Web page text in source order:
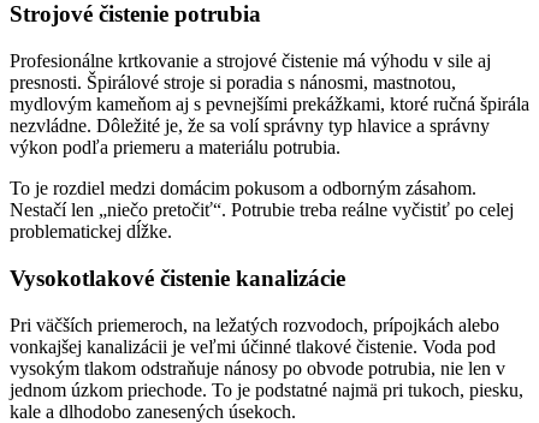
Strojové čistenie potrubia
Profesionálne krtkovanie a strojové čistenie má výhodu v sile aj
presnosti. Špirálové stroje si poradia s nánosmi, mastnotou,
mydlovým kameňom aj s pevnejšími prekážkami, ktoré ručná špirála
nezvládne. Dôležité je, že sa volí správny typ hlavice a správny
výkon podľa priemeru a materiálu potrubia.
To je rozdiel medzi domácim pokusom a odborným zásahom.
Nestačí len „niečo pretočiť“. Potrubie treba reálne vyčistiť po celej
problematickej dĺžke.
Vysokotlakové čistenie kanalizácie
Pri väčších priemeroch, na ležatých rozvodoch, prípojkách alebo
vonkajšej kanalizácii je veľmi účinné tlakové čistenie. Voda pod
vysokým tlakom odstraňuje nánosy po obvode potrubia, nie len v
jednom úzkom priechode. To je podstatné najmä pri tukoch, piesku,
kale a dlhodobo zanesených úsekoch.